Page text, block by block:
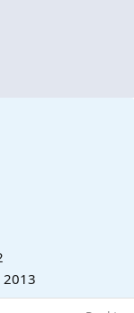
2013